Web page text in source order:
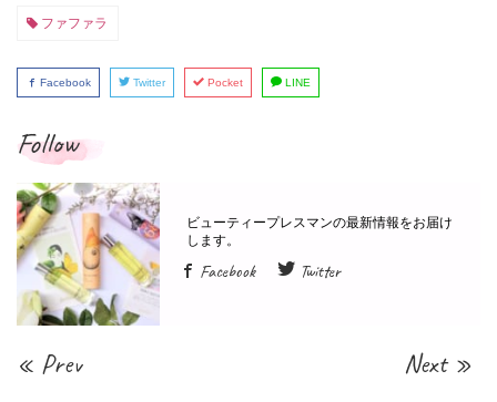
ファファラ
Facebook Twitter Pocket LINE
Follow
Facebook Twitter
« Prev Next »